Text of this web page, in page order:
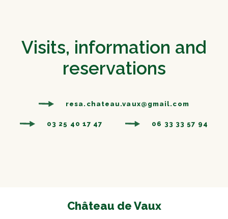
Visits, information and
reservations
resa.chateau.vaux@gmail.com
03 25 40 17 47 06 33 33 57 94
Château de Vaux